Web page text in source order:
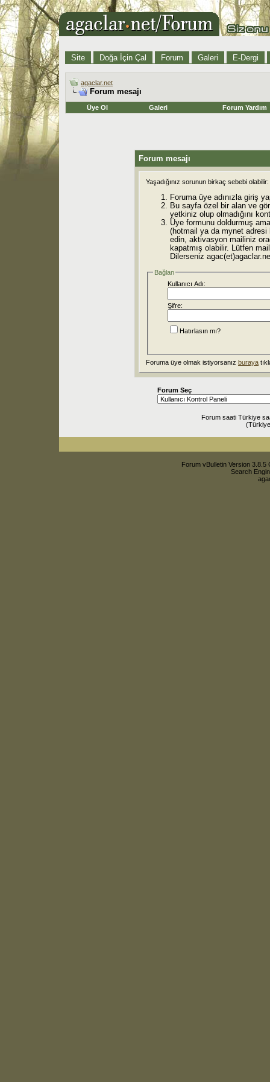
Site Doğa İçin Çal Forum Galeri E-Dergi
agaclar.net
Forum mesajı
Üye Ol Galeri Forum Yardım
Forum mesajı
Yaşadığınız sorunun birkaç sebebi olabilir:
Foruma üye adınızla giriş
Bu sayfa özel bir alan ve
yetkiniz olup olmadığını
Üye formunu doldurmuş
(hotmail ya da mynet adresi
edin, aktivasyon mailiniz
kapatmış olabilir. Lütfen
Dilerseniz
Bağlan
Kullanıcı Adı:
Şifre:
Hatırlasın mı?
Foruma üye olmak istiyorsanız buraya
Forum Seç
Forum saati Türkiye
Forum vBulletin Version
Search